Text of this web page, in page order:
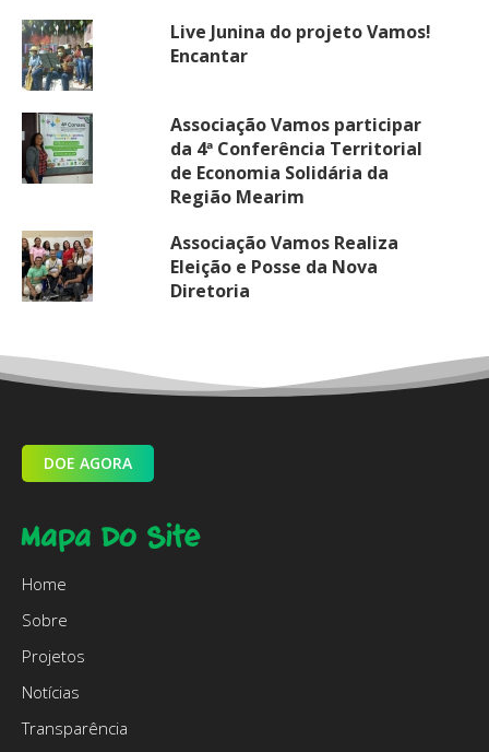
Live Junina do projeto Vamos!
Encantar
Associação Vamos participar
da 4ª Conferência Territorial
de Economia Solidária da
Região Mearim
Associação Vamos Realiza
Eleição e Posse da Nova
Diretoria
DOE AGORA
Mapa Do Site
Home
Sobre
Projetos
Notícias
Transparência